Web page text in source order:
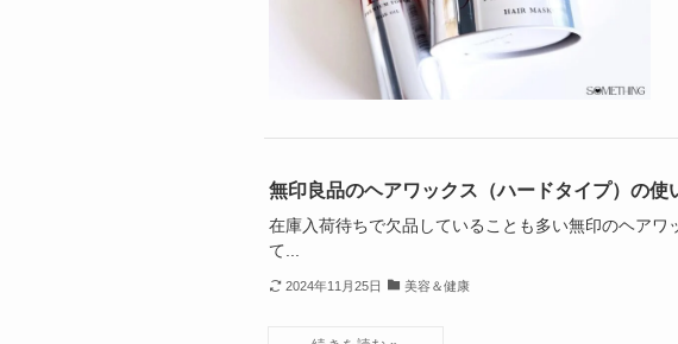
無印良品のヘアワックス（ハードタイプ）の使
在庫入荷待ちで欠品していることも多い無印のヘアワ
て...
2024年11月25日 美容＆健康